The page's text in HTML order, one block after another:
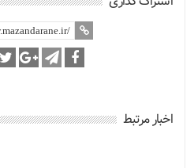
اخبار مرتبط